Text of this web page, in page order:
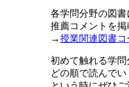
各学問分野の図
推薦コメントを掲
→授業関連図書
初めて触れる学
どの順で読んで